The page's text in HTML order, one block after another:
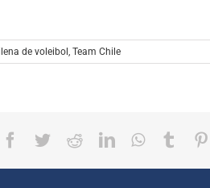
de voleibol , Team Chile
Facebook
TwitterRedditLinkedInWhatsApp